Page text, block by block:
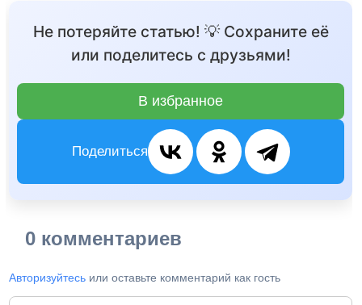
Не потеряйте статью! 💡 Сохраните её
или поделитесь с друзьями!
В избранное
Поделиться
0 комментариев
Авторизуйтесь или оставьте комментарий как гость